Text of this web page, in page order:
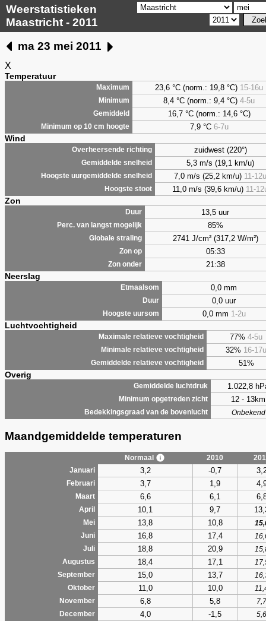
Weerstatistieken
Maastricht - 2011
ma 23 mei 2011
X
Temperatuur
Maximum 23,6 °C (norm.: 19,8 °C) 15-16u
Minimum 8,4 °C (norm.: 9,4 °C) 4-5u
Gemiddeld 16,7 °C (norm.: 14,6 °C)
Minimum op 10 cm hoogte 7,9°C 6-7u
Wind
Overheersende richting zuidwest (220°)
Gemiddelde snelheid 5,3 m/s (19,1 km/u)
Hoogste uurgemiddelde snelheid 7,0 m/s (25,2 km/u) 11-12u
Hoogste stoot 11,0 m/s (39,6 km/u) 11-
Zon
Duur 13,5 uur
Perc. van langst mogelijk 85%
Globale straling 2741 J/cm² (317,2 W/m²)
Zon op 05:33
Zon onder 21:38
Neerslag
Etmaalsom 0,0 mm
Duur 0,0 uur
Hoogste uursom 0,0 mm 1-2u
Luchtvochtigheid
Maximale relatieve vochtigheid 77% 4-5u
Minimale relatieve vochtigheid 32% 16-17u
Gemiddelde relatieve vochtigheid 51%
Overig
Gemiddelde luchtdruk 1.022,8
Minimum opgetreden zicht 12 - 13km
Bedekkingsgraad van de bovenlucht Onbekend
Maandgemiddelde temperaturen
Normaal 2010
Januari
3,2 -0,7
Februari 3,7 1,9
Maart 6,6 6,1
April 10,1 9,7
Mei 13,8 10,8
Juni
16,8 17,4
Juli
18,8 20,9
Augustus
18,4 17,1
September
15,0 13,7
Oktober
11,0 10,0
November
6,8 5,8
7,7
December
4,0 -1,5 5,6